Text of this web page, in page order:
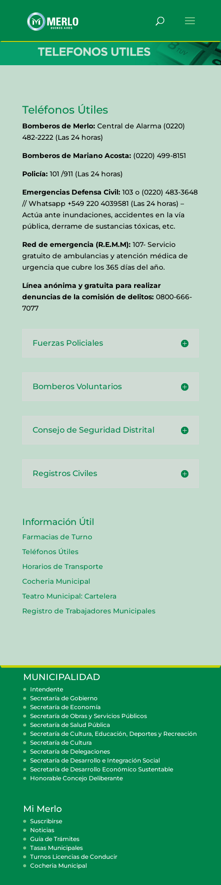
Teléfonos Útiles
Bomberos de Merlo:Central de Alarma (0220)
482-2222 (Las 24 horas)
Bomberos de Mariano Acosta: (0220) 499-8151
Policía:101 /911 (Las 24 horas)
Emergencias Defensa Civil:103 o (0220) 483-3648
// Whatsapp +549 220 4039581 (Las 24 horas) –
Actúa ante inundaciones, accidentes en la vía
pública, derrame de sustancias tóxicas, etc.
Red de emergencia (R.E.M.M):107- Servicio
gratuito de ambulancias y atención médica de
urgencia que cubre los 365 días del año.
Línea anónima y gratuita para realizar
denuncias de la comisión de delitos:0800-666-
7077
Fuerzas Policiales
Bomberos Voluntarios
Consejo de Seguridad Distrital
Registros Civiles
Información Útil
Farmacias de Turno
Teléfonos Útiles
Horarios de Transporte
Cocheria Municipal
Teatro Municipal: Cartelera
Registro de Trabajadores Municipales
MUNICIPALIDAD
Intendente
Secretaría de Gobierno
Secretaría de Economía
Secretaría de Obras y Servicios Públicos
Secretaría de Salud Pública
Secretaría de Cultura, Educación, Deportes y Recreación
Secretaría de Cultura
Secretaría de Delegaciones
Secretaría de Desarrollo e Integración Social
Secretaría de Desarrollo Económico Sustentable
Honorable Concejo Deliberante
Mi Merlo
Suscribirse
Noticias
Guía de Trámites
Tasas Municipales
Turnos Licencias de Conducir
Cocheria Municipal